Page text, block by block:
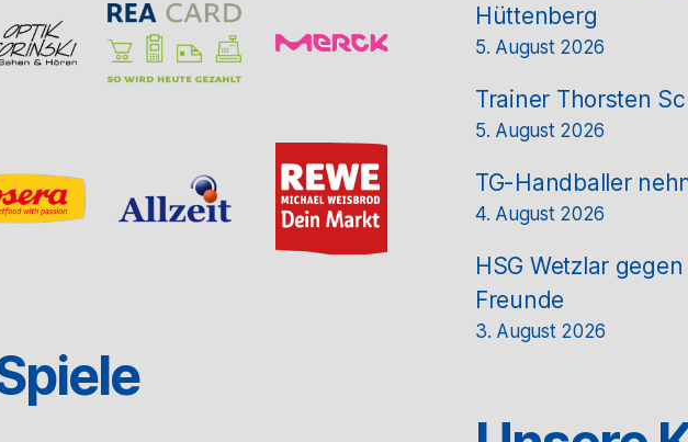
Hüttenberg
5. August 2026
Trainer Thorsten
5. August 2026
TG-Handballer
4. August 2026
HSG Wetzlar
Freunde
3. August 2026